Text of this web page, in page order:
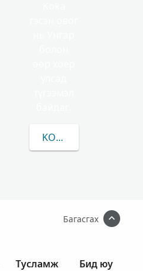
KOKA-ЫН/ИЙН
Багасгах
Тусламж
Бид юу